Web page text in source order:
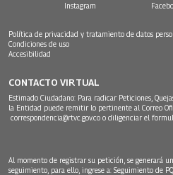
Instagram
Política de privacidad y tratamiento de datos
Condiciones de uso
Accesibilidad
CONTACTO VIRTUAL
Estimado Ciudadano: Para radicar Peticiones,
la Entidad puede remitir lo pertinente al Correo
correspondencia@rtvc.gov.co o diligenciar el
Al momento de registrar su petición, se generará
seguimiento, para ello, ingrese a: Seguimiento de